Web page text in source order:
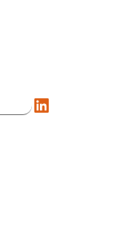
LinkedIn